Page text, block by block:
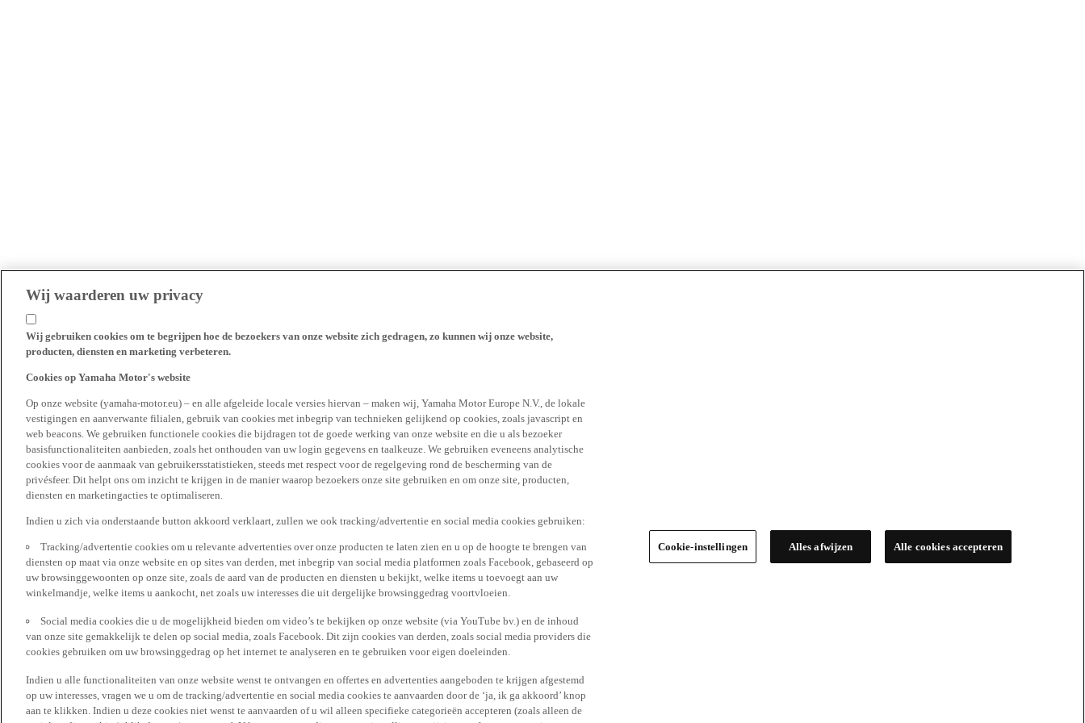
Wij waarderen uw privacy
Wij gebruiken cookies om te begrijpen hoe de bezoekers van onze website zich gedragen, zo kunnen wij onze website,
producten, diensten en marketing verbeteren.
Cookies op Yamaha Motor's website
Op onze website (yamaha-motor.eu) – en alle afgeleide locale versies hiervan – maken wij, Yamaha Motor Europe N.V., de lokale
vestigingen en aanverwante filialen, gebruik van cookies met inbegrip van technieken gelijkend op cookies, zoals javascript en
web beacons. We gebruiken functionele cookies die bijdragen tot de goede werking van onze website en die u als bezoeker
basisfunctionaliteiten aanbieden, zoals het onthouden van uw login gegevens en taalkeuze. We gebruiken eveneens analytische
cookies voor de aanmaak van gebruikersstatistieken, steeds met respect voor de regelgeving rond de bescherming van de
privésfeer. Dit helpt ons om inzicht te krijgen in de manier waarop bezoekers onze site gebruiken en om onze site, producten,
diensten en marketingacties te optimaliseren.
Indien u zich via onderstaande button akkoord verklaart, zullen we ook tracking/advertentie en social media cookies gebruiken:
Tracking/advertentie cookies om u relevante advertenties over onze producten te laten zien en u op de hoogte te brengen van
diensten op maat via onze website en op sites van derden, met inbegrip van social media platformen zoals Facebook, gebaseerd op
uw browsinggewoonten op onze site, zoals de aard van de producten en diensten u bekijkt, welke items u toevoegt aan uw
winkelmandje, welke items u aankocht, net zoals uw interesses die uit dergelijke browsinggedrag voortvloeien.
Social media cookies die u de mogelijkheid bieden om video’s te bekijken op onze website (via YouTube bv.) en de inhoud
van onze site gemakkelijk te delen op social media, zoals Facebook. Dit zijn cookies van derden, zoals social media providers die
cookies gebruiken om uw browsinggedrag op het internet te analyseren en te gebruiken voor eigen doeleinden.
Indien u alle functionaliteiten van onze website wenst te ontvangen en offertes en advertenties aangeboden te krijgen afgestemd
op uw interesses, vragen we u om de tracking/advertentie en social media cookies te aanvaarden door de ‘ja, ik ga akkoord’ knop
aan te klikken. Indien u deze cookies niet wenst te aanvaarden of u wil alleen specifieke categorieën accepteren (zoals alleen de
Cookie-instellingen Alles afwijzen Alle cookies accepteren